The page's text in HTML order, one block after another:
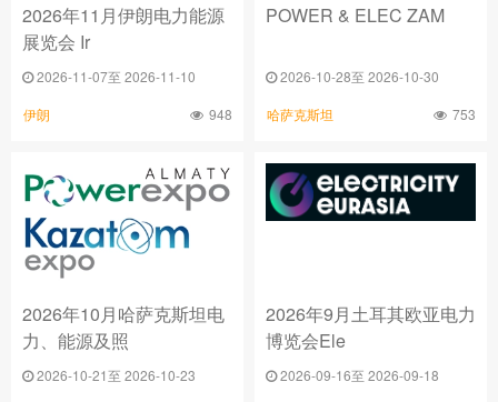
2026年11月伊朗电力能源
展览会 Ir
2026-11-07至 2026-11-10
伊朗 948
POWER & ELEC ZAM
2026-10-28至 2026-10-30
哈萨克斯坦 753
2026年10月哈萨克斯坦电
力、能源及照
2026-10-21至 2026-10-23
2026年9月土耳其欧亚电力
博览会Ele
2026-09-16至 2026-09-18